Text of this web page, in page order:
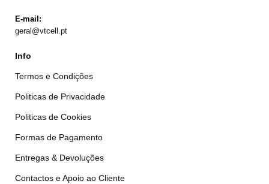
E-mail:
geral@vtcell.pt
Info
Termos e Condições
Politicas de Privacidade
Politicas de Cookies
Formas de Pagamento
Entregas & Devoluções
Contactos e Apoio ao Cliente